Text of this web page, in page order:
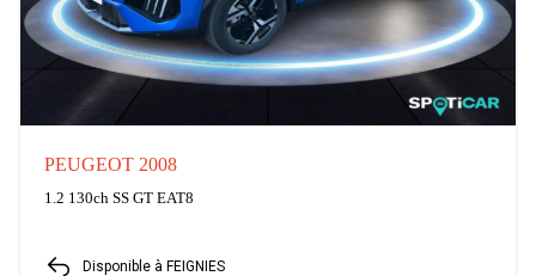
PEUGEOT 2008
1.2 130ch SS GT EAT8
Disponible à FEIGNIES